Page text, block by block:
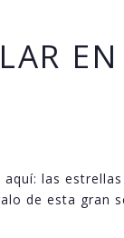
las
de esta gran